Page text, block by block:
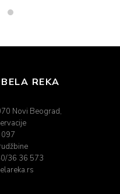
REKA
Novi Beograd,
36 36 573